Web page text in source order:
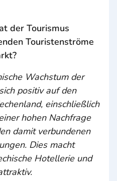
der Tourismus
Touristenströme
Wachstum der
positiv auf den
einschließlich
hohen Nachfrage
damit verbundenen
Dies macht
Hotellerie und